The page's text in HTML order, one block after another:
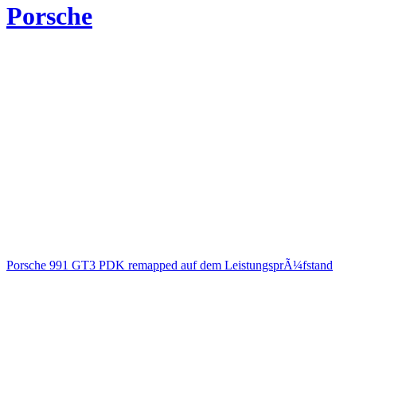
Porsche
Porsche 991 GT3 PDK remapped auf dem LeistungsprÃ¼fstand